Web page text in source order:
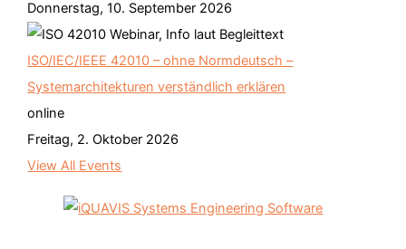
Donnerstag, 10. September 2026
ISO/IEC/IEEE 42010 – ohne Normdeutsch –
Systemarchitekturen verständlich erklären
online
Freitag, 2. Oktober 2026
View All Events